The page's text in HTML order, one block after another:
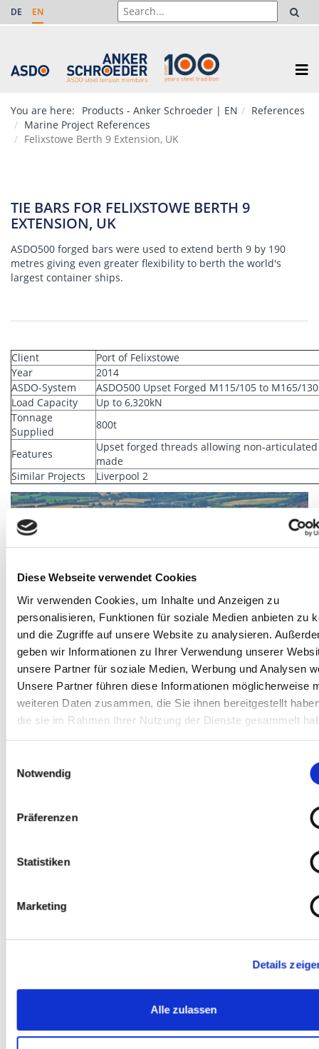
Diese Webseite verwendet Cookies
Wir verwenden Cookies, um Inhalte und Anzeigen zu
personalisieren, Funktionen für soziale Medien anbieten zu
und die Zugriffe auf unsere Website zu analysieren.
geben wir Informationen zu Ihrer Verwendung unserer
unsere Partner für soziale Medien, Werbung und Analysen
Unsere Partner führen diese Informationen möglicherweise
weiteren Daten zusammen, die Sie ihnen bereitgestellt
die sie im Rahmen Ihrer Nutzung der Dienste gesammelt
Notwendig
Präferenzen
Statistiken
Marketing
Details
Alle zulassen
DE EN
You are here: Products - Anker Schroeder | EN
References
Marine Project References
Felixstowe Berth 9 Extension, UK
TIE BARS FOR FELIXSTOWE BERTH 9
EXTENSION, UK
ASDO500 forged bars were used to extend berth 9 by 190
metres giving even greater flexibility to berth the world's
largest container ships.
Client
Port of Felixstowe
Year
2014
ASDO-System
ASDO500 Upset Forged M115/105 to M165/130
Load Capacity
Up to 6,320kN
Tonnage
Supplied
800t
Features
Upset forged threads allowing non-
made
Similar Projects
Liverpool 2
Next projects
Aqaba Container Port, Jordanien